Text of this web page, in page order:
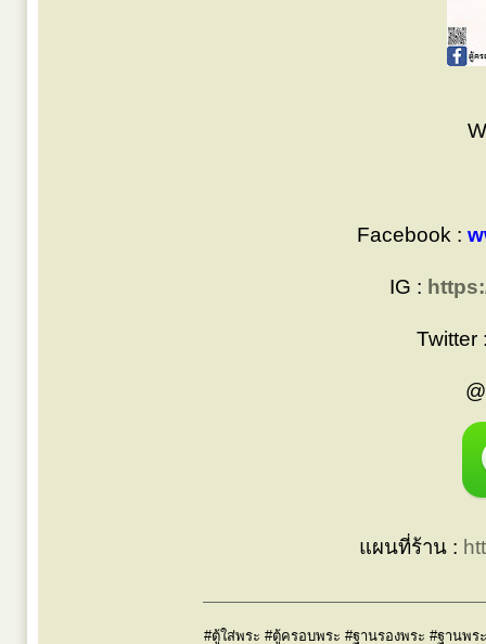
Facebook :
IG :
Twitter
แผนที่ร้าน :
#ตู้ใส่พระ #ตู้ครอบพระ #ฐานรองพระ #ฐานพ